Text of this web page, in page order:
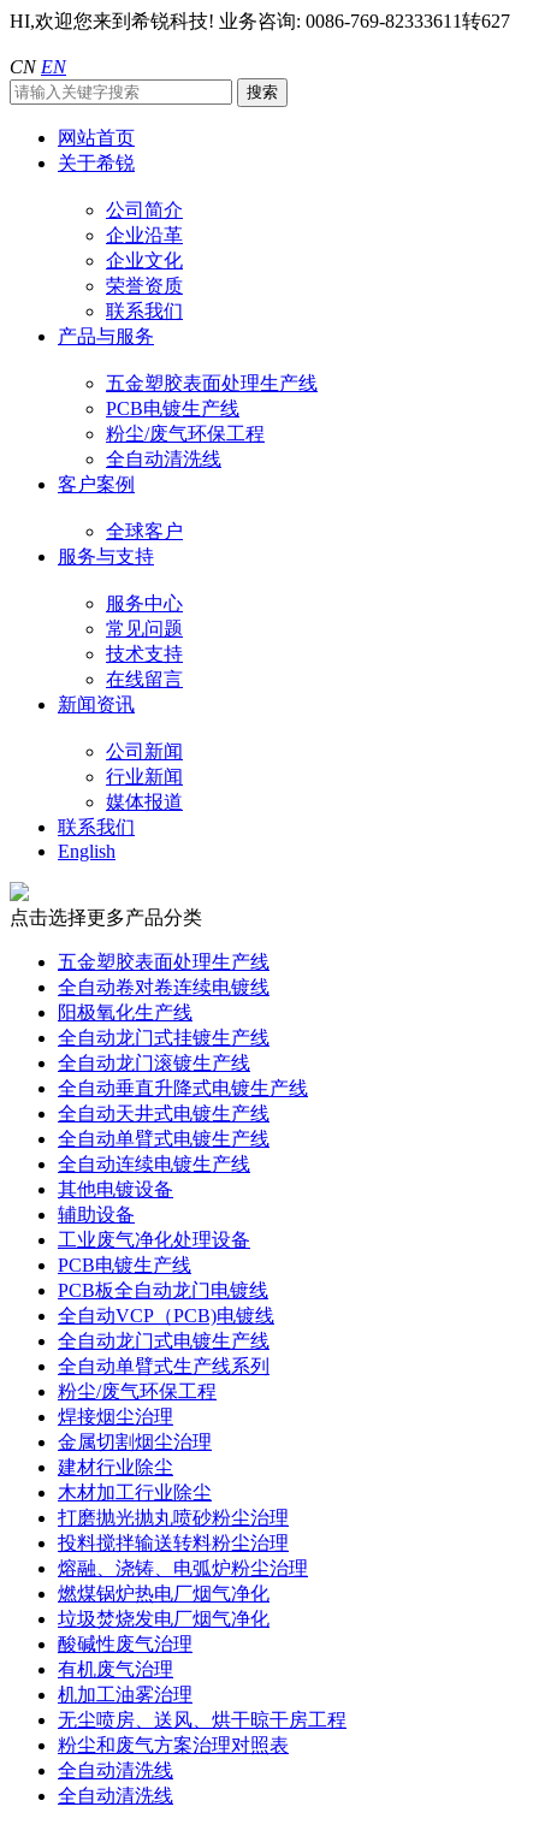
HI,欢迎您来到希锐科技! 业务咨询: 0086-769-82333611转627
CN EN
网站首页
关于希锐
公司简介
企业沿革
企业文化
荣誉资质
联系我们
产品与服务
五金塑胶表面处理生产线
PCB电镀生产线
粉尘/废气环保工程
全自动清洗线
客户案例
全球客户
服务与支持
服务中心
常见问题
技术支持
在线留言
新闻资讯
公司新闻
行业新闻
媒体报道
联系我们
English
点击选择更多产品分类
五金塑胶表面处理生产线
全自动卷对卷连续电镀线
阳极氧化生产线
全自动龙门式挂镀生产线
全自动龙门滚镀生产线
全自动垂直升降式电镀生产线
全自动天井式电镀生产线
全自动单臂式电镀生产线
全自动连续电镀生产线
其他电镀设备
辅助设备
工业废气净化处理设备
PCB电镀生产线
PCB板全自动龙门电镀线
全自动VCP（PCB)电镀线
全自动龙门式电镀生产线
全自动单臂式生产线系列
粉尘/废气环保工程
焊接烟尘治理
金属切割烟尘治理
建材行业除尘
木材加工行业除尘
打磨抛光抛丸喷砂粉尘治理
投料搅拌输送转料粉尘治理
熔融、浇铸、电弧炉粉尘治理
燃煤锅炉热电厂烟气净化
垃圾焚烧发电厂烟气净化
酸碱性废气治理
有机废气治理
机加工油雾治理
无尘喷房、送风、烘干晾干房工程
粉尘和废气方案治理对照表
全自动清洗线
全自动清洗线